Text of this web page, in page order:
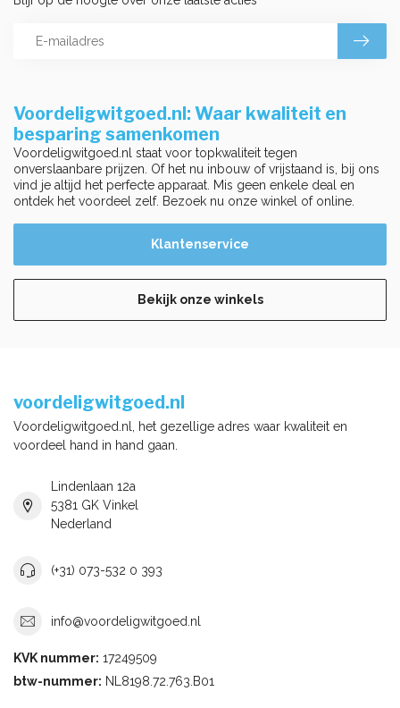
Voordeligwitgoed.nl: Waar kwaliteit en
besparing samenkomen
Voordeligwitgoed.nl staat voor topkwaliteit tegen
onverslaanbare prijzen. Of het nu inbouw of vrijstaand is, bij ons
vind je altijd het perfecte apparaat. Mis geen enkele deal en
ontdek het voordeel zelf. Bezoek nu onze winkel of online.
Klantenservice
Bekijk onze winkels
voordeligwitgoed.nl
Voordeligwitgoed.nl, het gezellige adres waar kwaliteit en
voordeel hand in hand gaan.
Lindenlaan 12a
5381 GK Vinkel
Nederland
(+31) 073-532 0 393
info@voordeligwitgoed.nl
KVK nummer: 17249509
btw-nummer: NL8198.72.763.B01